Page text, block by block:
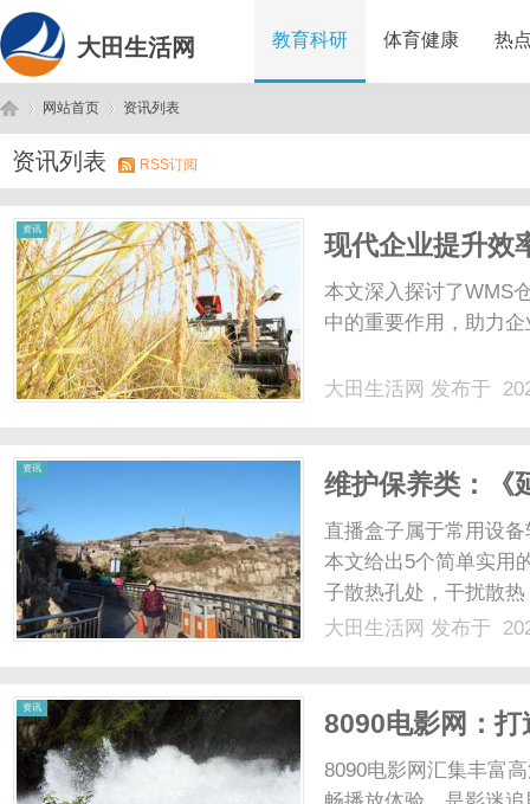
大田生活网 教育科研 体育健康 热
大 ›
网站首页
›
资讯列表
资讯列表 RSS订阅
资讯
现代企业提升
解析
本文深入探讨了WMS
中的重要作用，助力
大田生活网 发布于
资讯
维护保养类：《
卡顿》
直播盒子属于常用设
本文给出5个简单实用
子散热孔处，干扰散
秒，保障散热通畅。
大田生活网 发布于
资讯
8090电影网：
8090电影网汇集丰富